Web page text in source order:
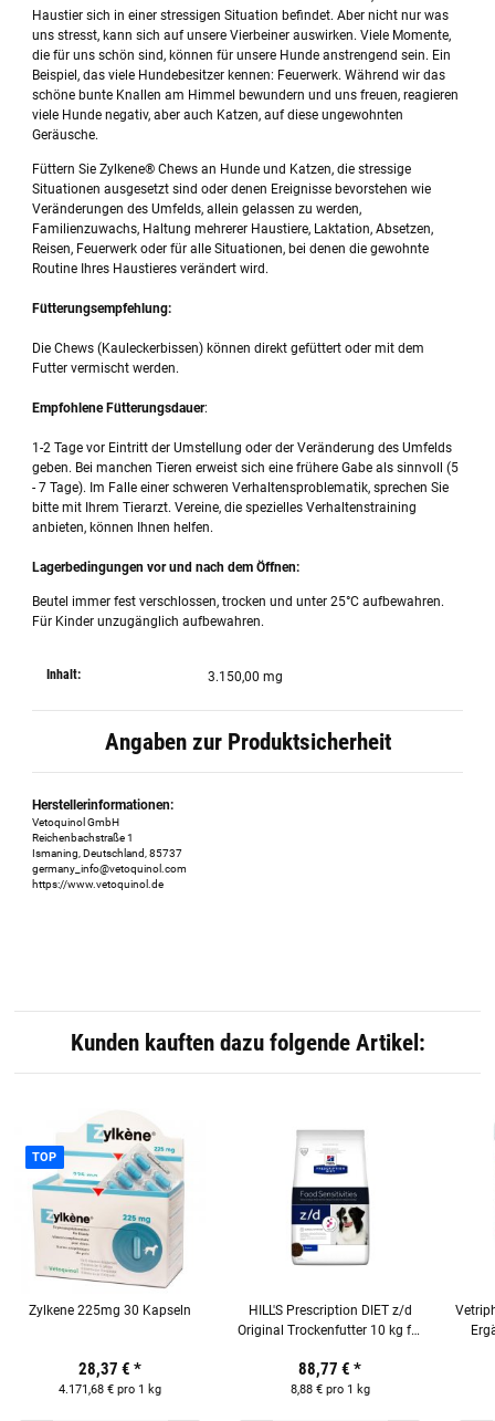
Haustier sich in einer stressigen Situation befindet. Aber nicht nur was
uns stresst, kann sich auf unsere Vierbeiner auswirken. Viele Momente,
die für uns schön sind, können für unsere Hunde anstrengend sein. Ein
Beispiel, das viele Hundebesitzer kennen: Feuerwerk. Während wir das
schöne bunte Knallen am Himmel bewundern und uns freuen, reagieren
viele Hunde negativ, aber auch Katzen, auf diese ungewohnten
Geräusche.
Füttern Sie Zylkene® Chews an Hunde und Katzen, die stressige
Situationen ausgesetzt sind oder denen Ereignisse bevorstehen wie
Veränderungen des Umfelds, allein gelassen zu werden,
Familienzuwachs, Haltung mehrerer Haustiere, Laktation, Absetzen,
Reisen, Feuerwerk oder für alle Situationen, bei denen die gewohnte
Routine Ihres Haustieres verändert wird.
Fütterungsempfehlung:
Die Chews (Kauleckerbissen) können direkt gefüttert oder mit dem
Futter vermischt werden.
Empfohlene Fütterungsdauer:
1-2 Tage vor Eintritt der Umstellung oder der Veränderung des Umfelds
geben. Bei manchen Tieren erweist sich eine frühere Gabe als sinnvoll (5
- 7 Tage). Im Falle einer schweren Verhaltensproblematik, sprechen Sie
bitte mit Ihrem Tierarzt. Vereine, die spezielles Verhaltenstraining
anbieten, können Ihnen helfen.
Lagerbedingungen vor und nach dem Öffnen:
Beutel immer fest verschlossen, trocken und unter 25°C aufbewahren.
Für Kinder unzugänglich aufbewahren.
Inhalt: 3.150,00 mg
Angaben zur Produktsicherheit
Herstellerinformationen:
Vetoquinol GmbH
Reichenbachstraße 1
Ismaning, Deutschland, 85737
germany_info@vetoquinol.com
https://www.vetoquinol.de
Kunden kauften dazu folgende Artikel:
TOP
Zylkene 225mg 30 Kapseln
28,37 € *
4.171,68 € pro 1 kg
HILL'S Prescription DIET z/d
Original Trockenfutter 10 kg für
88,77 € *
8,88 € pro 1 kg